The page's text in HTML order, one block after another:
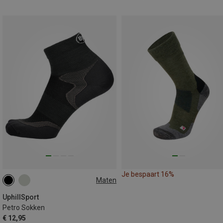
Maten
UphillSport
Petro Sokken
€ 12,95
35|36|37|38
Je bespaart 16%